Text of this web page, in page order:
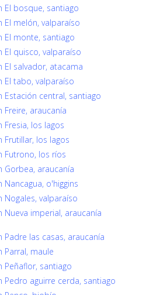
El bosque, santiago
El melón, valparaíso
El monte, santiago
El quisco, valparaíso
El salvador, atacama
El tabo, valparaíso
Estación central, santiago
Freire, araucanía
Fresia, los lagos
Frutillar, los lagos
Futrono, los ríos
Gorbea, araucanía
o'higgins
Nogales, valparaíso
Nueva imperial, araucanía
Padre las casas, araucanía
Parral, maule
Peñaflor, santiago
Pedro aguirre cerda, santiago